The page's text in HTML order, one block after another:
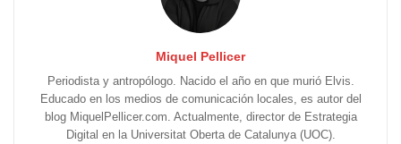
Miquel Pellicer
Periodista y antropólogo. Nacido el año en que murió Elvis.
Educado en los medios de comunicación locales, es autor del
blog MiquelPellicer.com. Actualmente, director de Estrategia
Digital en la Universitat Oberta de Catalunya (UOC).